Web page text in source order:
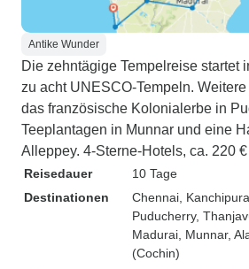
Antike Wunder
Die zehntägige Tempelreise startet
zu acht UNESCO-Tempeln.
das französische Kolonialerbe in
Teeplantagen in Munnar und eine
Alleppey. 4-Sterne-Hotels, ca. 220 €
Reisedauer
10 Tage
Destinationen
Chennai ,
Puducherry,
Madurai , Munnar,
(Cochin)